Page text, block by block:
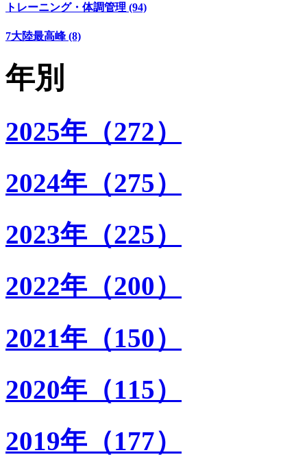
トレーニング・体調管理 (94)
7大陸最高峰 (8)
年別
2025年（272）
2024年（275）
2023年（225）
2022年（200）
2021年（150）
2020年（115）
2019年（177）